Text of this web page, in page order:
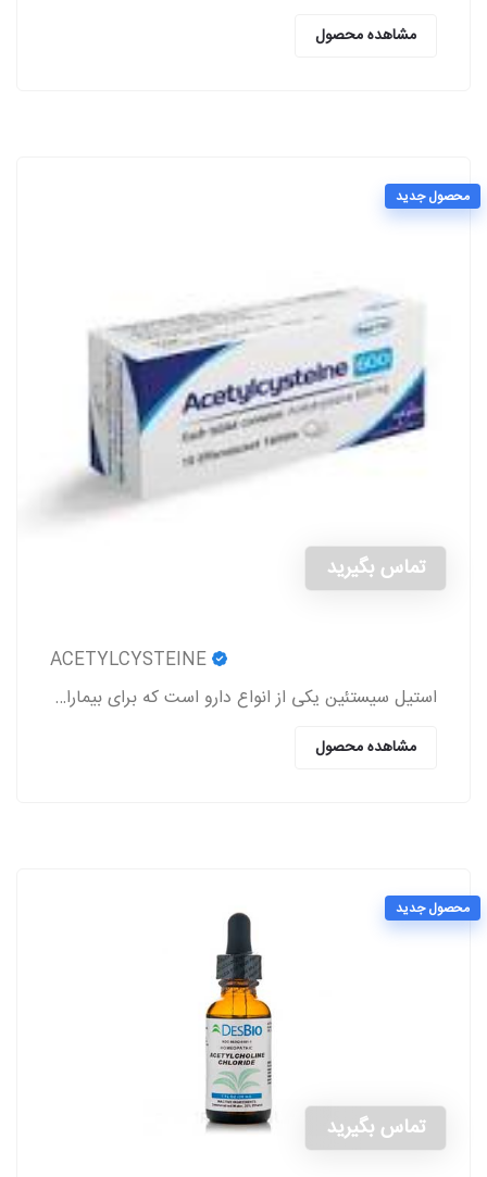
مشاهده محصول
محصول جدید
تماس بگیرید
استیل سیستئین یکی از انواع دارو است که برای بیماران مبتلا به اختلالات ریوی از سمت پزشکان تجویز می‌شود.
مشاهده محصول
محصول جدید
تماس بگیرید